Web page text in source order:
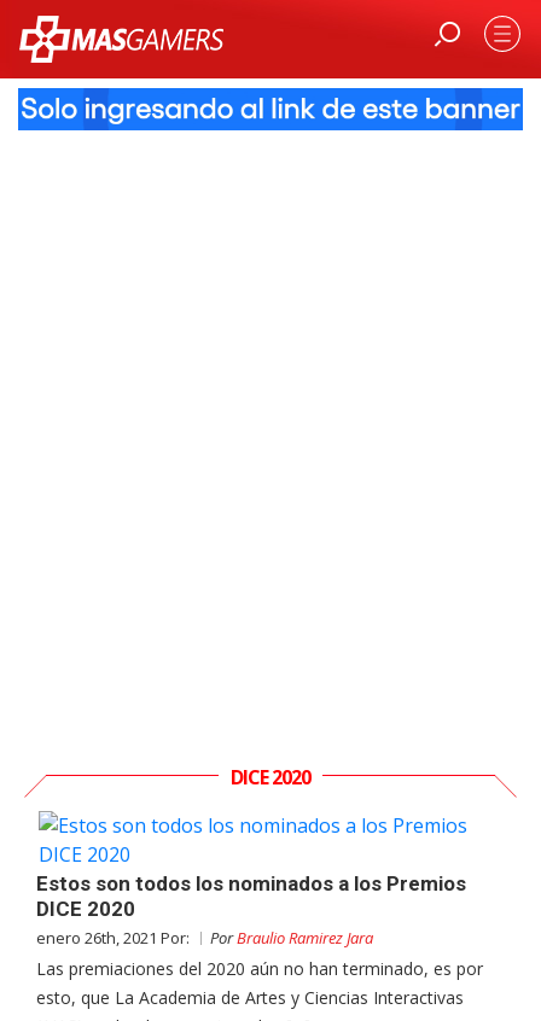
DICE 2020
Estos son todos los nominados a los Premios
DICE 2020
enero 26th, 2021 Por: PorBraulio Ramirez Jara
Las premiaciones del 2020 aún no han terminado, es por
esto, que La Academia de Artes y Ciencias Interactivas